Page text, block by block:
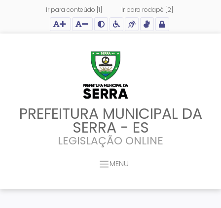
Ir para conteúdo [1] Ir para rodapé [2]
Ação para aumentar tamanho da fonte do site
Ação para diminuir tamanho da fonte do site
Ação para aplicar auto contraste no site
Acessar página sobre acessibilidade do site
Acessar página sobre NVDA - Leitor de Tela
Acessar página sobre VLibras - Tradutor de
Acessar Intranet
PREFEITURA MUNICIPAL DA
SERRA - ES
LEGISLAÇÃO ONLINE
MENU